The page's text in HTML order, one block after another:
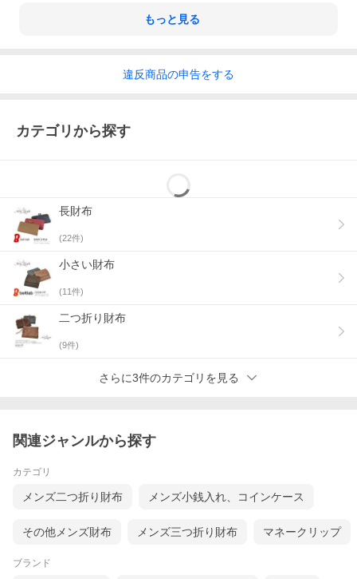
す。
そのままだと腐敗したり、カチコチに固まってしまう皮素材。
を一切使用せず、ナチュラルな素材にこだわった方法になります。
手間と時間（1〜3ヶ月）が多くかかる方法ですが、味わい深い自然な風合い
ホーム
・重さ：約160g
もっと見る
違反商品の申告をする
カテゴリから探す
長財布
(22件)
小さい財布
(11件)
二つ折り財布
(9件)
さらに3件のカテゴリを見る
関連ジャンルから探す
カテゴリ
メンズ二つ折り財布 メンズ小銭入れ、コインケース
その他メンズ財布 メンズ三つ折り財布 マネークリップ
ブランド